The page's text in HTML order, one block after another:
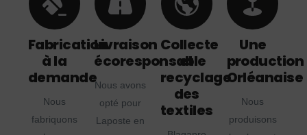
Fabrication
à la
demande
Nous
fabriquons
Livraison
écoresponsable
Nous avons
opté pour
Laposte en
Collecte
et
recyclage
des
textiles
Une
production
Orléanaise
Nous
produisons